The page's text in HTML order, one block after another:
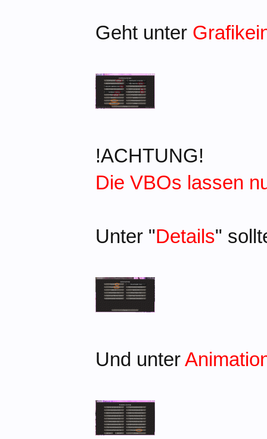
Geht unter
!ACHTUNG!
Die VBOs lassen
Unter "Details"
Und unter